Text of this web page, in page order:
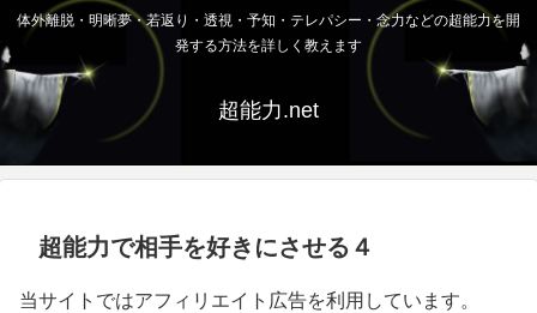
体外離脱・明晰夢・若返り・透視・予知・テレパシー・念力などの超能力を開
発する方法を詳しく教えます
超能力.net
超能力で相手を好きにさせる４
当サイトではアフィリエイト広告を利用しています。